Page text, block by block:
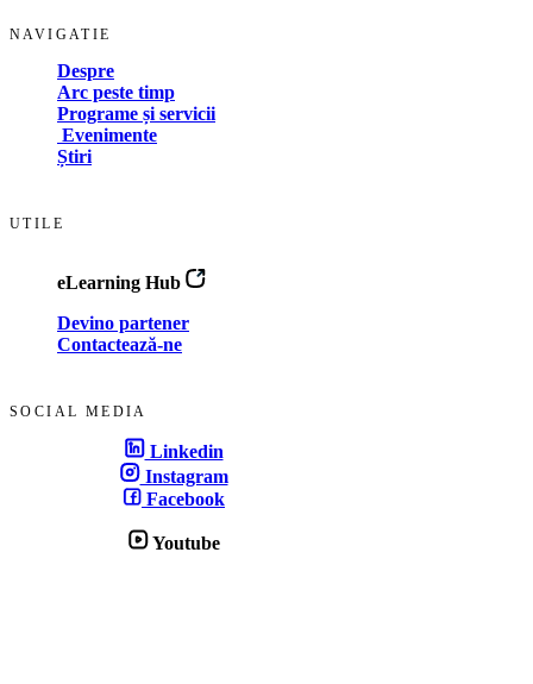
NAVIGATIE
Despre
Arc peste timp
Programe și servicii
Evenimente
Știri
UTILE
eLearning Hub
Devino partener
Contactează-ne
SOCIAL MEDIA
Linkedin
Instagram
Facebook
Youtube